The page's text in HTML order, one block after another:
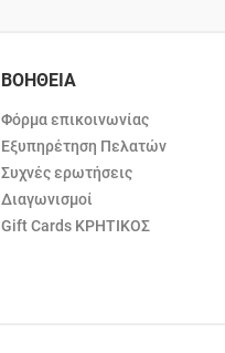
ΒΟΗΘΕΙΑ
Φόρμα επικοινωνίας
Εξυπηρέτηση Πελατών
Συχνές ερωτήσεις
Διαγωνισμοί
Gift Cards ΚΡΗΤΙΚΟΣ